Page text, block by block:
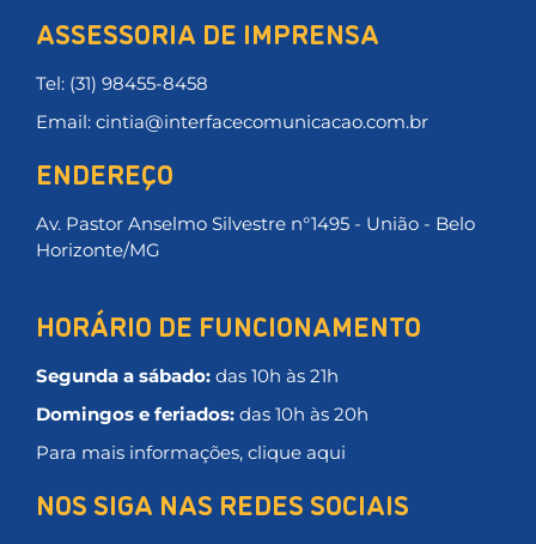
ASSESSORIA DE IMPRENSA
Tel: (31) 98455-8458
Email: cintia@interfacecomunicacao.com.br
ENDEREÇO
Av. Pastor Anselmo Silvestre n°1495 - União - Belo
Horizonte/MG
HORÁRIO DE FUNCIONAMENTO
Segunda a sábado: das 10h às 21h
Domingos e feriados: das 10h às 20h
Para mais informações, clique aqui
NOS SIGA NAS REDES SOCIAIS